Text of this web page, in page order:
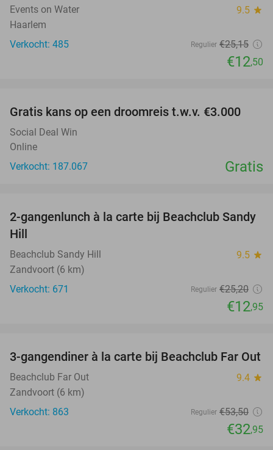
Events on Water 9.5 star
Haarlem
Verkocht: 485
Regulier €25,15
€12,50
Gratis kans op een droomreis t.w.v. €3.000
Social Deal Win
Online
Verkocht: 187.067
Gratis
49%
2-gangenlunch à la carte bij Beachclub Sandy
Hill
Beachclub Sandy Hill 9.5 star
Zandvoort (6 km)
Verkocht: 671
Regulier €25,20
€12,95
38%
3-gangendiner à la carte bij Beachclub Far Out
Beachclub Far Out 9.4 star
Zandvoort (6 km)
Verkocht: 863
Regulier €53,50
€32,95